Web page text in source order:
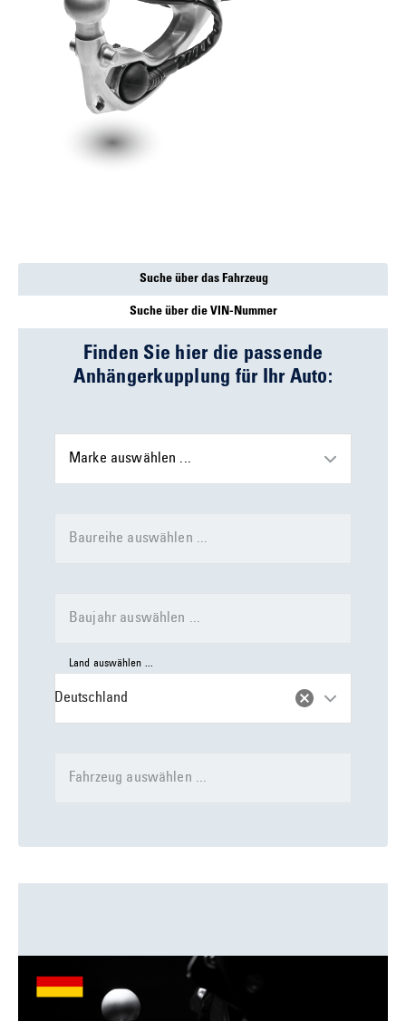
Suche über das Fahrzeug
Suche über die VIN-Nummer
Finden Sie hier die passende
Anhängerkupplung für Ihr Auto:
Marke auswählen ...
Baureihe auswählen ...
Baujahr auswählen ...
Deutschland
Land auswählen ...
Fahrzeug auswählen ...